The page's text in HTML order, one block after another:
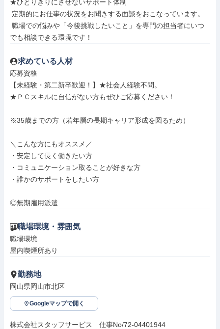
★ひとりきりにさせないサポート体制
でも相談できる環境です！
求めている人材
応募資格
【未経験・第二新卒歓迎！】★社会人経験不問。
★ＰＣスキルに自信がない方もぜひご応募ください！
※35歳までの方（若年層の長期キャリア形成を図るため）
＼こんな方にもオススメ／
・安定して長く働きたい方
・コミュニケーション取ることが好きな方
・誰かのサポートをしたい方
◎無期雇用派遣
職場環境・雰囲気
職場環境
屋内喫煙所あり
勤務地
岡山県岡山市北区
Googleマップで開く
株式会社スタッフサービス　仕事No/72-04401944